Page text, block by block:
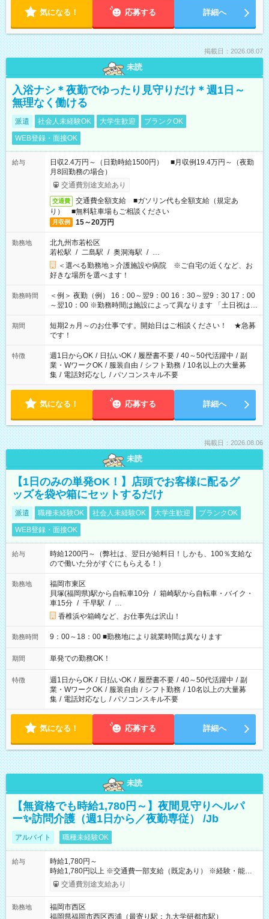
気になる！ 応募する 詳細へ
掲載日：2026.08.07
未読
入浴ナシ＊夜勤でゆったり見守りだけ＊週1日～
無理なく働ける
派遣 社会人未経験OK 大学生歓迎
ブランクOK
WEB登録・面接OK
給与
日収2.4万円～（日勤時給1500円） ■月収例19.4万円～（夜勤
月8回勤務の場合）
交通費別途支給あり
交通費
交通費全額支給 ■ガソリン代も全額支給（規定あ
り） ■無料駐車場もご相談ください
月収例 15～20万円
勤務地
北九州市若松区
若松駅 / 二島駅 / 奥洞海駅 / …
＜選べる勤務地＞介護施設や病院 ※ご自宅の近くなど、お
好きな場所を選べます！
勤務時間
＜例＞ 夜勤（例） 16：00～翌9：00 16：30～翌9：30 17：00
～翌10：00 ※勤務時間は施設によって異なります 「土日祝は休
みたい」 「しっかり稼ぎたい」 「もう少し遅い時間から始めた
い」など ご希望にあったお仕事をご案内いたします。 ※未経験
の方の場合は1～2ヶ月間は日中での仕事を経験いただき、 お
仕事に慣れてからの夜勤になります。 ★家庭の都合でお休みが
必要な場合も遠慮なくご相談ください。
期間
短期2ヵ月～のお仕事です。開始日はご相談ください！ ★急募
です！
特徴 週1日からOK / 日払いOK / 履歴書不要 / 40～50代活躍中 / 副
業・WワークOK / 服装自由 / シフト勤務 / 10名以上の大量募
集 / 電話対応なし / パソコンスキル不要
気になる！ 応募する 詳細へ
掲載日：2026.08.06
未読
【1日のみの単発OK！】店頭でお客様に配るグ
ッズを袋や箱にセットするだけ
派遣 職種未経験OK 社会人未経験OK 大学生歓迎
ブランクOK
WEB登録・面接OK
給与
時給1200円～（弊社は、翌日が給料日！しかも、100％支給な
ので働いた分がすぐにもらえる！）
勤務地
福岡市東区
貝塚(福岡県)駅から自転車10分 / 箱崎駅から自転車・バイク・
車15分 / 千早駅 / …
香椎浜や箱崎など、お仕事先は沢山！
勤務時間 9：00～18：00 ■勤務地により就業時間は異なります
期間 単発での勤務OK！
特徴 週1日からOK / 日払いOK / 履歴書不要 / 40～50代活躍中 / 副
業・WワークOK / 服装自由 / シフト勤務 / 10名以上の大量募
集 / 電話対応なし / パソコンスキル不要
気になる！ 応募する 詳細へ
未読
【無資格でも時給1,780円～】夜間見守りヘルパ
ー✨訪問介護（週1日から／夜勤専従） /Jb
アルバイト 職種未経験OK
給与
時給1,780円～
時給1,780円以上 ※交通費一部支給（既定あり） ※経験・能力を
考慮して決定します 【収入例】 週1回勤務の場合：1,780円×8時
間×4回=5万6,960円 週3回勤務の場合：1,780円×8時間×12回
月 ※ 雇用形態と給与に、本採用時と異なる部分があります。 雇
交通費別途支給あり
勤務地
福岡市西区
福岡県福岡市西区西浦（最寄り駅：九大学研都市駅）